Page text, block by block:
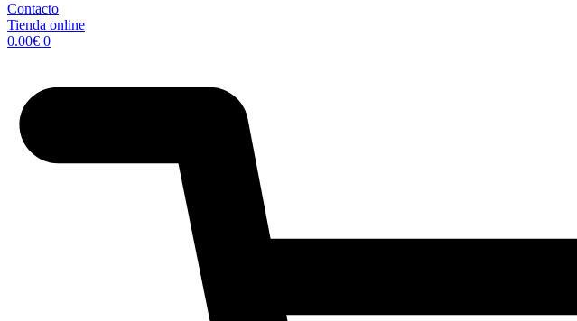
Contacto
Tienda online
0.00€ 0